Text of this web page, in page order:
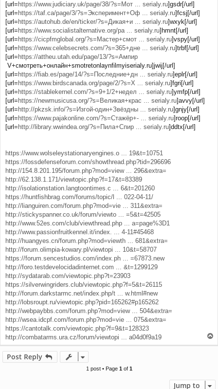
[url= https://www.judiciary.uk/page/38/?s=Мот ... serialy.ru]gsdr[/url]
[url= https://taf.ca/page/3/?s=Эксперимент+Оф ... serialy.ru]fcsj[/url]
[url= https://autohub.de/en/ticker/?s=Дикая+и ... serialy.ru]wxyk[/url]
[url= https://www.socialistalternative.org/pa ... serialy.ru]hmnt[/url]
[url= https://cicpfmglobal.org/?s=Мастер+смот ... serialy.ru]vspy[/url]
[url= https://www.celebsecrets.com/?s=365+дне ... serialy.ru]trbf[/url]
[url= https://attheu.utah.edu/page/13/?s=Ампир
V+смотреть+онлайн+smotretonlaynfilmyiserialy.ru]jwij[/url]
[url= https://fiab.es/page/14/?s=Последние+дн ... serialy.ru]eplr[/url]
[url= https://www.birdscanada.org/page/2/?s=Х ... serialy.ru]fgri[/url]
[url= https://stablekernel.com/?s=9+1/2+недел ... serialy.ru]ymfp[/url]
[url= https://newmusicusa.org/?s=Великая+крас ... serialy.ru]avvy[/url]
[url= http://pkzsk.info/?s=Изгой-один+Звёздны ... serialy.ru]gnjy[/url]
[url= https://www.pajakonline.com/?s=Стажёр+- ... serialy.ru]roop[/url]
[url= http://library.wwindea.org/?s=Пила+Спир ... serialy.ru]ddtx[/url]
https://www.wolseleystationaryengines.o ... 19&t=10751
https://fossdefenseforum.com/showthread.php?tid=296696
http://154.8.201.195/forum.php?mod=view ... 296&extra=
http://62.138.1.171/viewtopic.php?f=17&t=83389
http://isolationstation.langtoontimes.c ... 6&t=201260
https://huntfishbrag.com/forums/topic/l ... 022-04-11/
http://lianguiren.com/forum.php?mod=vie ... 311&extra=
http://stickyspanner.co.uk/forum/viewto ... =5&t=42505
http://www.52es.com/club/viewthread.php ... a=page%3D1
http://www.passionfruitkennel.it/index. ... 4-11#45468
http://huangyes.cn/forum.php?mod=viewth ... 681&extra=
http://forum.olimpia-kowary.pl/viewtopi ... 10&t=58707
https://forum.sencestudios.com/index.ph ... =67873.new
http://foro.testdevelocidadinternet.com ... &t=1299129
http://sydatarab.com/viewtopic.php?t=23903
https://silverwingriders.club/viewtopic.php?f=5&t=26115
http://forum.darkstarmc.net/index.php/t ... w.html#new
http://lobsroupt.ru/viewtopic.php?pid=165262#p165262
http://webpaybbs.com/forum.php?mod=view ... 504&extra=
http://wsea.idcpf.com/forum.php?mod=vie ... 075&extra=
https://cantotalk.com/viewtopic.php?f=9&t=128323
http://combatarms.ura.cz/forum/viewtopi ... a04d0f9a19
o
Post Reply
1 post • Page 1of 1
Jump to